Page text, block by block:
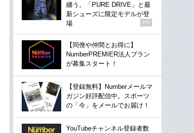
纏う。「PURE DRIVE」と最
新シューズに限定モデルが登
場
PR
【同僚や仲間とお得に】
NumberPREMIER法人プラン
が募集スタート！
【登録無料】Numberメールマ
ガジン好評配信中。スポーツ
の「今」をメールでお届け！
YouTubeチャンネル登録者数